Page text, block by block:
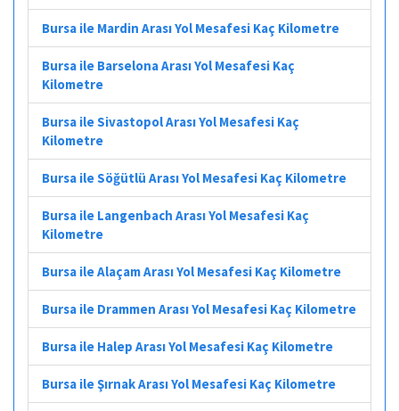
Bursa ile Mardin Arası Yol Mesafesi Kaç Kilometre
Bursa ile Barselona Arası Yol Mesafesi Kaç
Kilometre
Bursa ile Sivastopol Arası Yol Mesafesi Kaç
Kilometre
Bursa ile Söğütlü Arası Yol Mesafesi Kaç Kilometre
Bursa ile Langenbach Arası Yol Mesafesi Kaç
Kilometre
Bursa ile Alaçam Arası Yol Mesafesi Kaç Kilometre
Bursa ile Drammen Arası Yol Mesafesi Kaç Kilometre
Bursa ile Halep Arası Yol Mesafesi Kaç Kilometre
Bursa ile Şırnak Arası Yol Mesafesi Kaç Kilometre